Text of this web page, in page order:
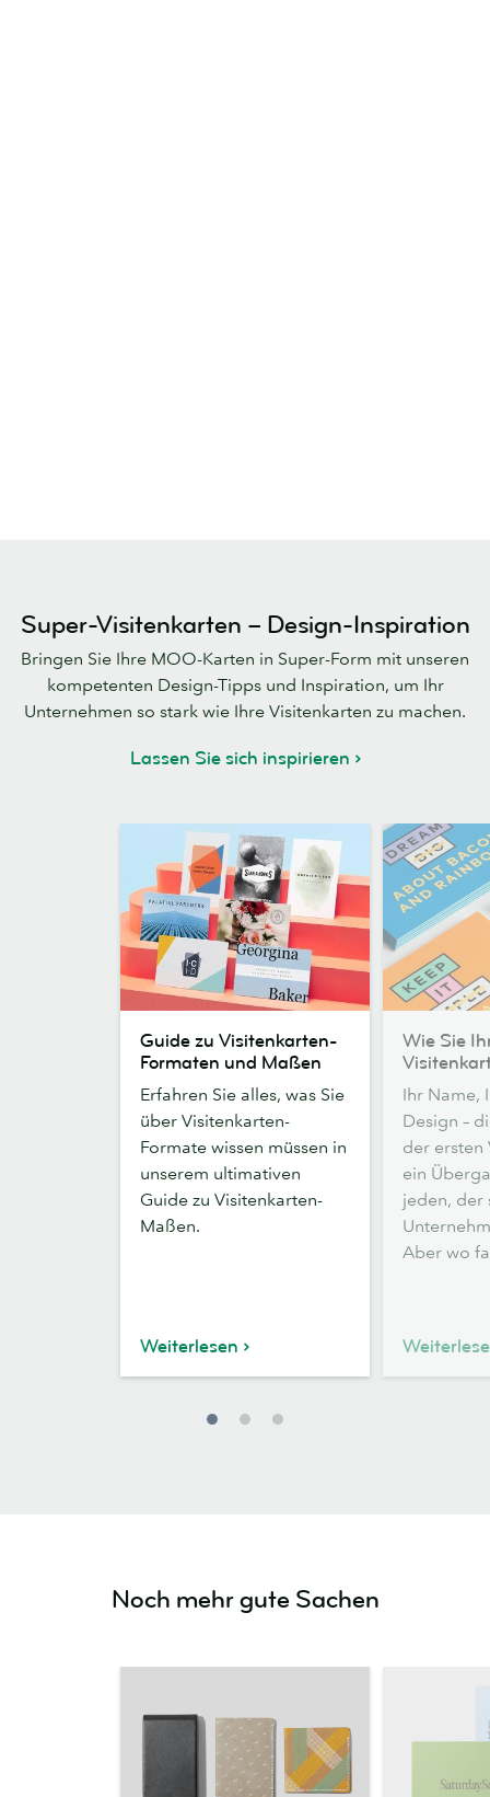
Super-Visitenkarten – Design-Inspiration
Bringen Sie Ihre MOO-Karten in Super-Form mit unseren
kompetenten Design-Tipps und Inspiration, um Ihr
Unternehmen so stark wie Ihre Visitenkarten zu machen.
Lassen Sie sich inspirieren
Visitenkarten-
Formaten
und
Maßen
Guide zu Visitenkarten-
Formaten und Maßen
Erfahren Sie alles, was Sie
über Visitenkarten-
Formate wissen müssen in
unserem ultimativen
Guide zu Visitenkarten-
Maßen.
Weiterlesen
Sie
Ihre
ersten
Visitenkarten
erstellen
Wie Sie
Ihr Name,
Design –
der ersten
ein
jeden, der
Aber wo
Noch mehr gute Sachen